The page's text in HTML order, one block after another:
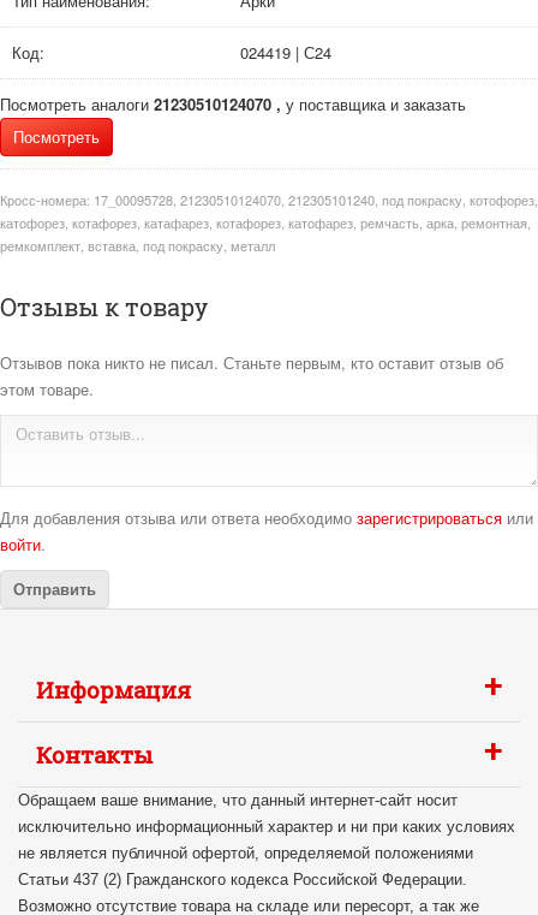
Код: 024419 | С24
Посмотреть аналоги 21230510124070 , у поставщика и заказать
Посмотреть
Кросс-номера: 17_00095728, 21230510124070, 212305101240, под покраску, котофорез,
катофорез, котафорез, катафарез, котафорез, катофарез, ремчасть, арка, ремонтная,
ремкомплект, вставка, под покраску, металл
Отзывы к товару
Отзывов пока никто не писал. Станьте первым, кто оставит отзыв об
этом товаре.
Для добавления отзыва или ответа необходимо зарегистрироваться или
войти.
Информация +
Контакты +
Обращаем ваше внимание, что данный интернет-сайт носит
исключительно информационный характер и ни при каких условиях
не является публичной офертой, определяемой положениями
Статьи 437 (2) Гражданского кодекса Российской Федерации.
Возможно отсутствие товара на складе или пересорт, а так же